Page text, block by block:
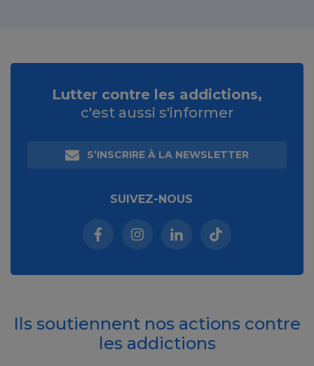
Lutter contre les addictions,
c'est aussi s'informer
S’INSCRIRE À LA NEWSLETTER
SUIVEZ-NOUS
Facebook (nouvelle fenêtre)
Instagram (nouvelle fenêtre)
Linkedin (nouvelle
Tiktok (nouvelle
Ils soutiennent nos actions contre
les addictions